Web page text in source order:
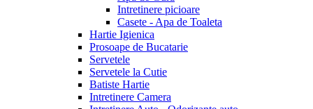
Intretinere picioare
Casete - Apa de Toaleta
Hartie Igienica
Prosoape de Bucatarie
Servetele
Servetele la Cutie
Batiste Hartie
Intretinere Camera